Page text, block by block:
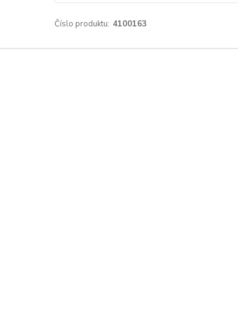
Číslo produktu: 4100163